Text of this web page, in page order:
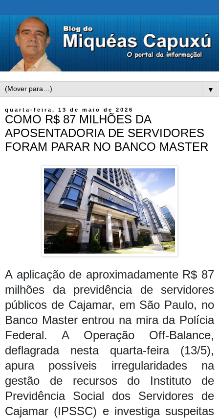
▼
quarta-feira, 13 de maio de 2026
COMO R$ 87 MILHÕES DA
APOSENTADORIA DE SERVIDORES
FORAM PARAR NO BANCO MASTER
A aplicação de aproximadamente R$ 87
milhões da previdência de servidores
públicos de Cajamar, em São Paulo, no
Banco Master entrou na mira da Polícia
Federal. A Operação Off-Balance,
deflagrada nesta quarta-feira (13/5),
apura possíveis irregularidades na
gestão de recursos do Instituto de
Previdência Social dos Servidores de
Cajamar (IPSSC) e investiga suspeitas